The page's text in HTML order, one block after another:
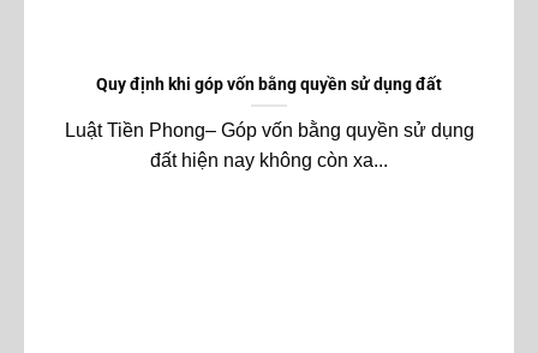
Quy định khi góp vốn bằng quyền sử dụng đất
Luật Tiền Phong– Góp vốn bằng quyền sử dụng
đất hiện nay không còn xa...